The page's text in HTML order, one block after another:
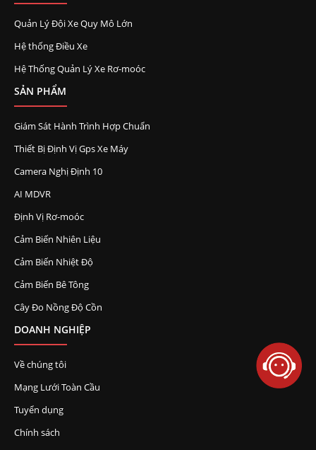
Quản Lý Đội Xe Quy Mô Lớn
Hệ thống Điều Xe
Hệ Thống Quản Lý Xe Rơ-moóc
SẢN PHẨM
Giám Sát Hành Trình Hợp Chuẩn
Thiết Bị Định Vị Gps Xe Máy
Camera Nghị Định 10
AI MDVR
Định Vị Rơ-moóc
Cảm Biến Nhiên Liệu
Cảm Biến Nhiệt Độ
Cảm Biến Bê Tông
Cây Đo Nồng Độ Cồn
DOANH NGHIỆP
Về chúng tôi
Mạng Lưới Toàn Cầu
Tuyển dụng
Chính sách